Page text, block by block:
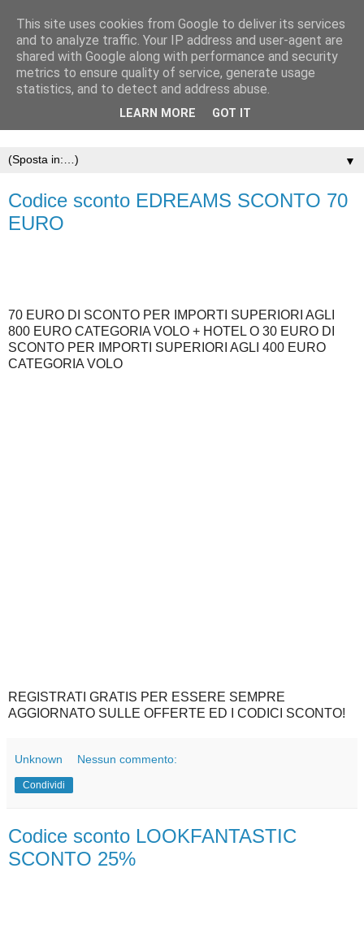
▼
Codice sconto EDREAMS SCONTO 70
EURO
70 EURO DI SCONTO PER IMPORTI SUPERIORI AGLI
800 EURO CATEGORIA VOLO + HOTEL O 30 EURO DI
SCONTO PER IMPORTI SUPERIORI AGLI 400 EURO
CATEGORIA VOLO
REGISTRATI GRATIS PER ESSERE SEMPRE
AGGIORNATO SULLE OFFERTE ED I CODICI SCONTO!
Unknown Nessun commento:
Condividi
Codice sconto LOOKFANTASTIC
SCONTO 25%
This site uses cookies from Google to deliver its services
and to analyze traffic. Your IP address and user-agent are
shared with Google along with performance and security
metrics to ensure quality of service, generate usage
statistics, and to detect and address abuse.
LEARN MORE GOT IT